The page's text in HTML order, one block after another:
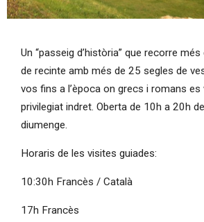
Un “passeig d’història” que recorre
de recinte amb més de 25 segles de
vos fins a l’època on grecs i romans es
privilegiat indret. Oberta de 10h a 20h
diumenge.
Horaris de les visites guiades:
10:30h Francès / Català
17h Francès